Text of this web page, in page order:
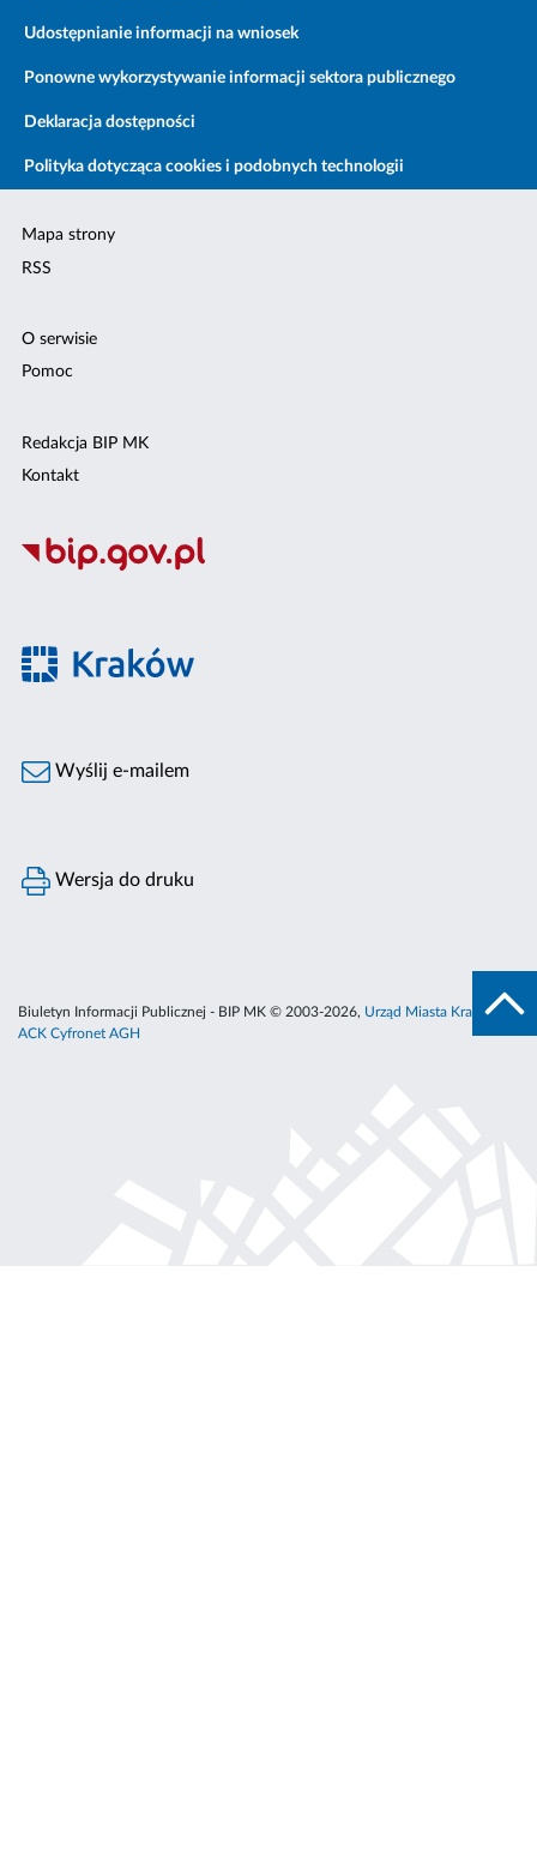
Udostępnianie informacji na wniosek
Ponowne wykorzystywanie informacji sektora publicznego
Deklaracja dostępności
Polityka dotycząca cookies i podobnych technologii
Mapa strony
RSS
O serwisie
Pomoc
Redakcja BIP MK
Kontakt
Wyślij e-mailem
Wersja do druku
Biuletyn Informacji Publicznej - BIP MK © 2003-2026, Urząd Miasta Krakowa
ACK Cyfronet AGH